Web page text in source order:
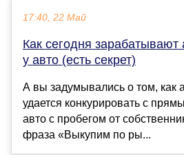
17:40, 22 Май
Как сегодня
у авто (есть секрет)
А вы задумывались о том, как
удается конкурировать с
авто с пробегом от
фраза «Выкупим по ры...